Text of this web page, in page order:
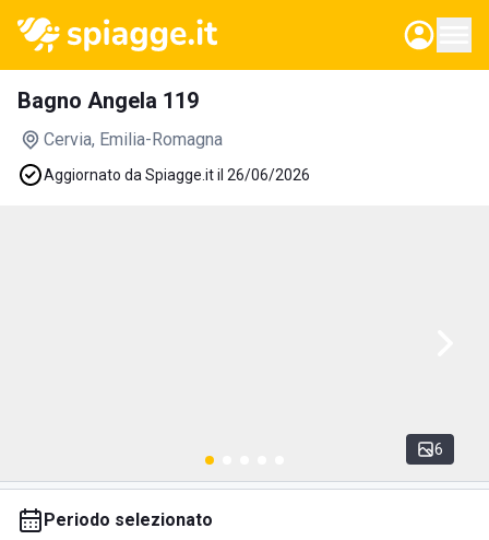
Bagno Angela 119
Cervia, Emilia-Romagna
Aggiornato da Spiagge.it il 26/06/2026
6
Periodo selezionato